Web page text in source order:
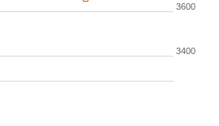
3400
3600